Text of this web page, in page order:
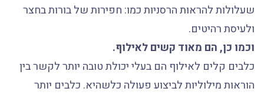
שעלולות להראות הרסניות כמו: חפירות של בורות בחצר
ולעיסת רהיטים.
וכמו כן, הם מאוד קשים לאילוף.
כלבים קלים לאילוף הם בעלי יכולת טובה יותר לקשר בין
הוראות מילוליות לביצוע פעולה כלשהיא. כלבים יותר